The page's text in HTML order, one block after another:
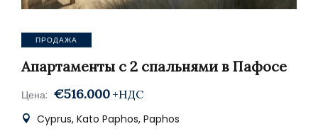
ПРОДАЖА
Апартаменты с 2 спальнями в Пафосе
Цена: €516.000 +НДС
Cyprus, Kato Paphos, Paphos